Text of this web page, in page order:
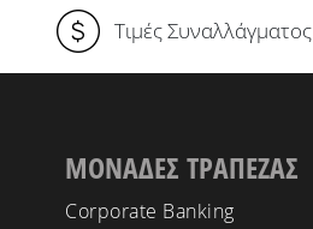
Τιμές Συναλλάγματος
ΜΟΝΑΔΕΣ ΤΡΑΠΕΖΑΣ
Corporate Banking